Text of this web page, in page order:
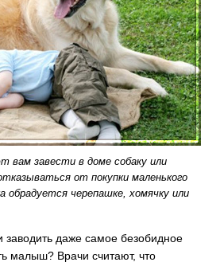
вам завести в доме собаку или
от покупки маленького
обрадуется черепашке, хомячку или
даже самое безобидное
малыш?Врачи считают, что